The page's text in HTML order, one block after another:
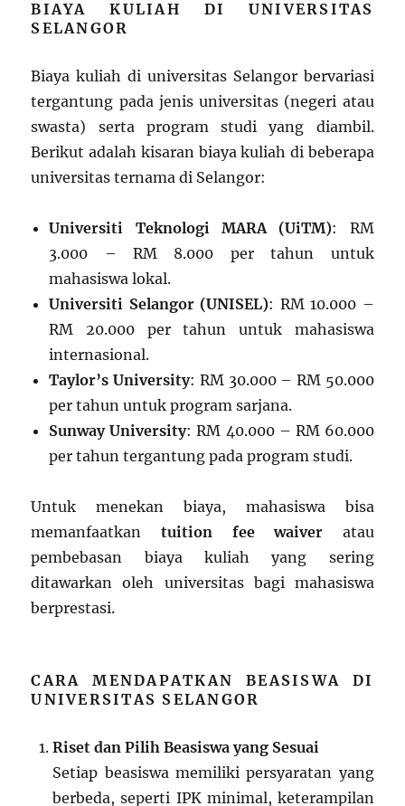
BIAYA KULIAH DI UNIVERSITAS
SELANGOR
Biaya kuliah di universitas Selangor bervariasi
tergantung pada jenis universitas (negeri atau
swasta) serta program studi yang diambil.
Berikut adalah kisaran biaya kuliah di beberapa
universitas ternama di Selangor:
Universiti Teknologi MARA (UiTM): RM
3.000 – RM 8.000 per tahun untuk
mahasiswa lokal.
Universiti Selangor (UNISEL): RM 10.000 –
RM 20.000 per tahun untuk mahasiswa
internasional.
Taylor’s University: RM 30.000 – RM 50.000
per tahun untuk program sarjana.
Sunway University: RM 40.000 – RM 60.000
per tahun tergantung pada program studi.
Untuk menekan biaya, mahasiswa bisa
memanfaatkan tuition fee waiver atau
pembebasan biaya kuliah yang sering
ditawarkan oleh universitas bagi mahasiswa
berprestasi.
CARA MENDAPATKAN BEASISWA DI
UNIVERSITAS SELANGOR
Riset dan Pilih Beasiswa yang Sesuai
Setiap beasiswa memiliki persyaratan yang
berbeda, seperti IPK minimal, keterampilan